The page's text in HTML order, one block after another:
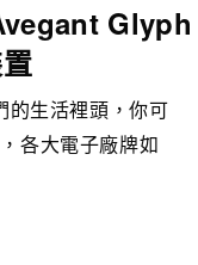
Glyph
的生活裡頭，你可
各大電子廠牌如